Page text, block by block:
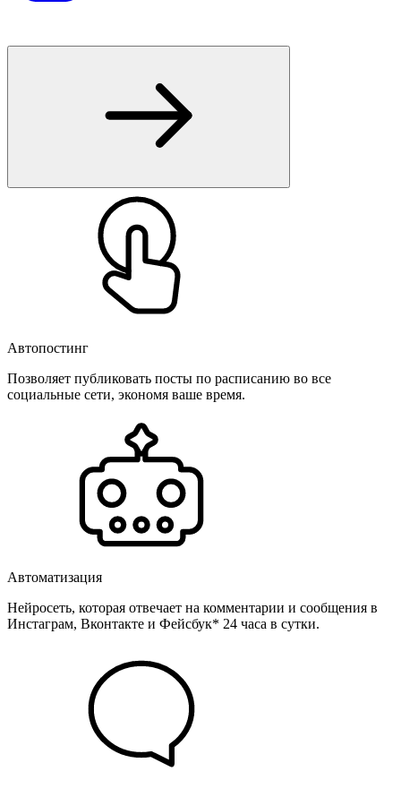
Автопостинг
Позволяет публиковать посты по расписанию во все
социальные сети, экономя ваше время.
Автоматизация
Нейросеть, которая отвечает на комментарии и сообщения в
Инстаграм, Вконтакте и Фейсбук* 24 часа в сутки.